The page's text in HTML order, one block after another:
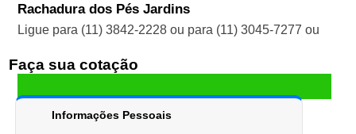
Rachadura dos Pés Jardins
Ligue para (11) 3842-2228ou para (11) 3045-7277 ou
Faça sua cotação
Informações Pessoais